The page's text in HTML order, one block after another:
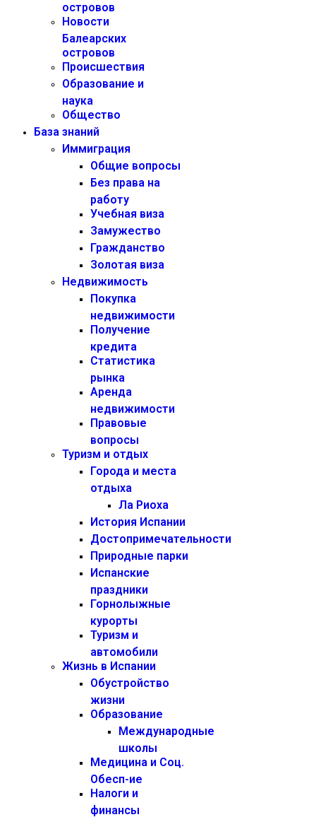
островов
Новости
Балеарских
островов
Происшествия
Образование и
наука
Общество
База знаний
Иммиграция
Общие вопросы
Без права на
работу
Учебная виза
Замужество
Гражданство
Золотая виза
Недвижимость
Покупка
недвижимости
Получение
кредита
Статистика
рынка
Аренда
недвижимости
Правовые
вопросы
Туризм и отдых
Города и места
отдыха
Ла Риоха
История Испании
Достопримечательности
Природные парки
Испанские
праздники
Горнолыжные
курорты
Туризм и
автомобили
Жизнь в Испании
Обустройство
жизни
Образование
Международные
школы
Медицина и Соц.
Обесп-ие
Налоги и
финансы